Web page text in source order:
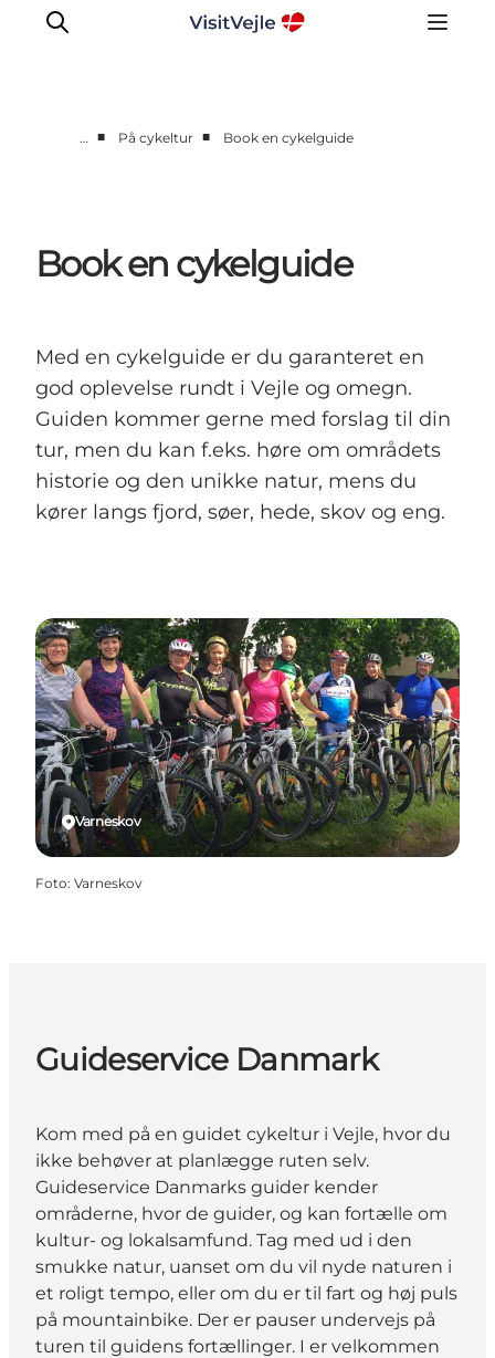
Planlæg dit besøg
Inspiration
… ■ På cykeltur ■ Book en cykelguide
Book en cykelguide
Med en cykelguide er du garanteret en
god oplevelse rundt i Vejle og omegn.
Guiden kommer gerne med forslag til din
tur, men du kan f.eks. høre om områdets
historie og den unikke natur, mens du
kører langs fjord, søer, hede, skov og eng.
Varneskov
Foto: Varneskov
Guideservice Danmark
Kom med på en guidet cykeltur i Vejle, hvor du
ikke behøver at planlægge ruten selv.
Guideservice Danmarks guider kender
områderne, hvor de guider, og kan fortælle om
kultur- og lokalsamfund. Tag med ud i den
smukke natur, uanset om du vil nyde naturen i
et roligt tempo, eller om du er til fart og høj puls
på mountainbike. Der er pauser undervejs på
turen til guidens fortællinger. I er velkommen